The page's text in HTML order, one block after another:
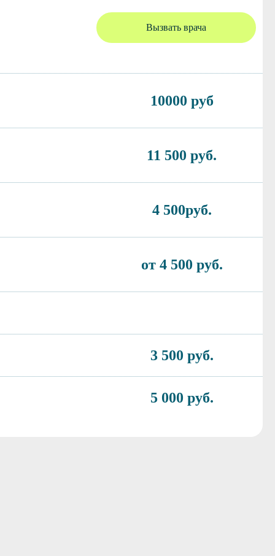
Вызвать врача
10000 руб
11 500 руб.
4 500руб.
от 4 500 руб.
3 500 руб.
5 000 руб.